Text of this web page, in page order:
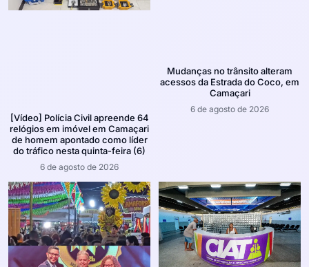
[Vídeo] Polícia Civil apreende 64
relógios em imóvel em Camaçari
de homem apontado como líder
do tráfico nesta quinta-feira (6)
6 de agosto de 2026
Mudanças no trânsito alteram
acessos da Estrada do Coco, em
Camaçari
6 de agosto de 2026